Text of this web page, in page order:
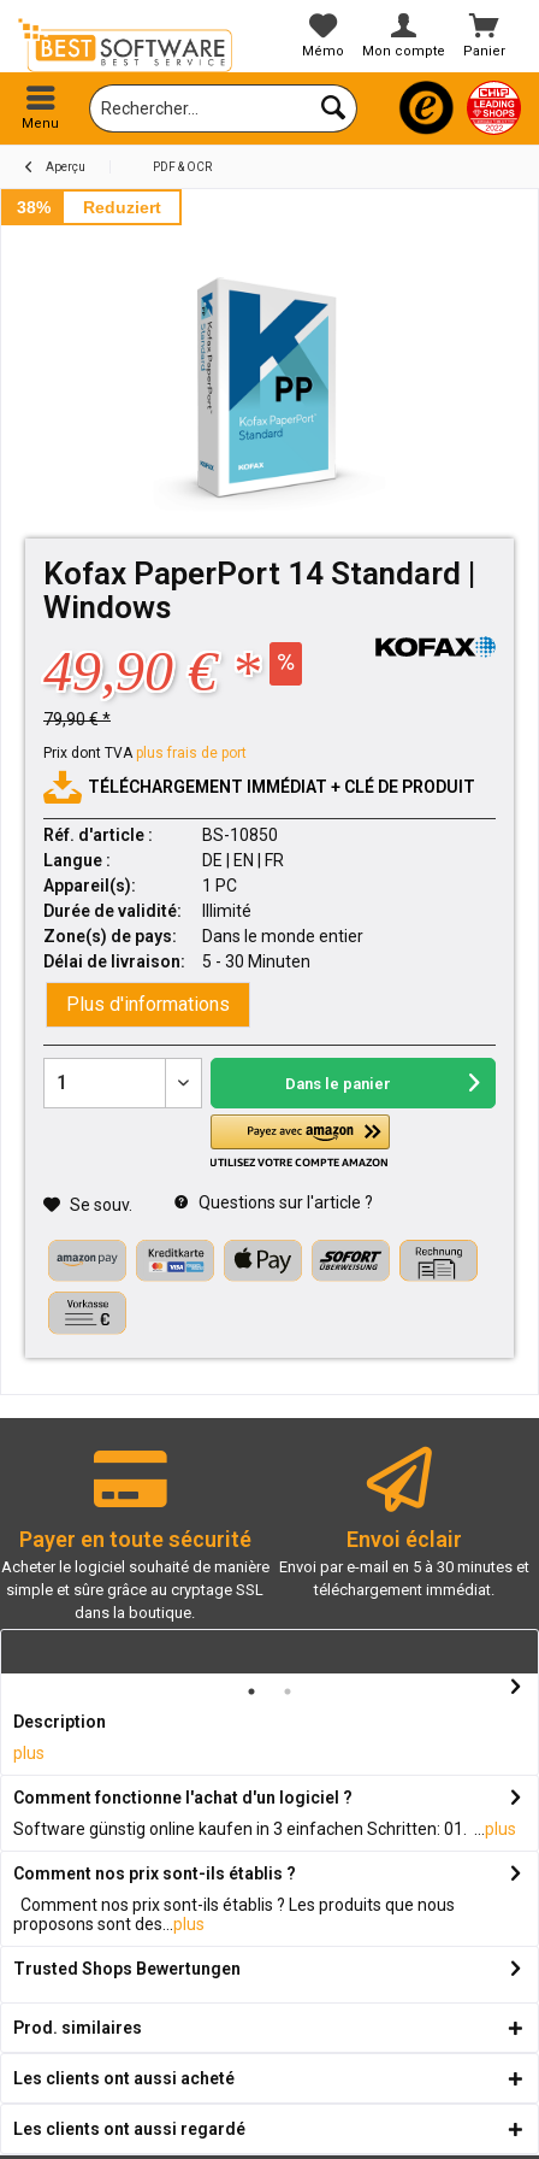
Panier
Mémo Mon compte
Menu
Aperçu PDF & OCR
38% Reduziert
Kofax PaperPort 14 Standard |
Windows
49,90 € *
79,90 € *
Prix dont TVAplus frais de port
TÉLÉCHARGEMENT IMMÉDIAT + CLÉ DE PRODUIT
Réf. d'article :
BS-10850
Langue :
DE | EN | FR
Appareil(s):
1 PC
Durée de validité:
Illimité
Zone(s) de pays:
Dans le monde entier
Délai de livraison:
5 - 30 Minuten
Plus d'informations
Dans le panier
Se souv. Questions sur l'article ?
Payer en toute sécurité
Acheter le logiciel souhaité de manière
simple et sûre grâce au cryptage SSL
dans la boutique.
Envoi éclair
Envoi par e-mail en 5 à 30 minutes et
téléchargement immédiat.
Description
plus
Comment fonctionne l'achat d'un logiciel ?
Software günstig online kaufen in 3 einfachen Schritten: 01. ... plus
Comment nos prix sont-ils établis ?
Comment nos prix sont-ils établis ? Les produits que nous
proposons sont des... plus
Trusted Shops Bewertungen
Prod. similaires
Les clients ont aussi acheté
Les clients ont aussi regardé